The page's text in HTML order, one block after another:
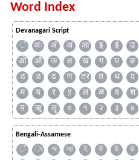
Word Index
Devanagari Script
ँ अः अं अ आ इ ई उ
ओ
औ क क्ष ख ग घ ङ
ठ
ड ढ ण त्र त थ द
म
य र ऱ ल ळ व श
य़
ॠ ॡ ० १ २ ३ ४
Bengali-Assamese
ঁ ং অ আ ই ঈ উ ঊ